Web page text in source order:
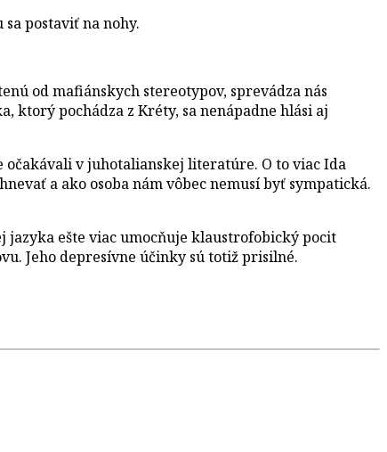
postaviť na nohy.
od mafiánskych stereotypov, sprevádza nás
ktorý pochádza z Kréty, sa nenápadne hlási aj
očakávali v juhotalianskej literatúre. O to viac Ida
a ako osoba nám vôbec nemusí byť sympatická.
jazyka ešte viac umocňuje klaustrofobický pocit
Jeho depresívne účinky sú totiž prisilné.